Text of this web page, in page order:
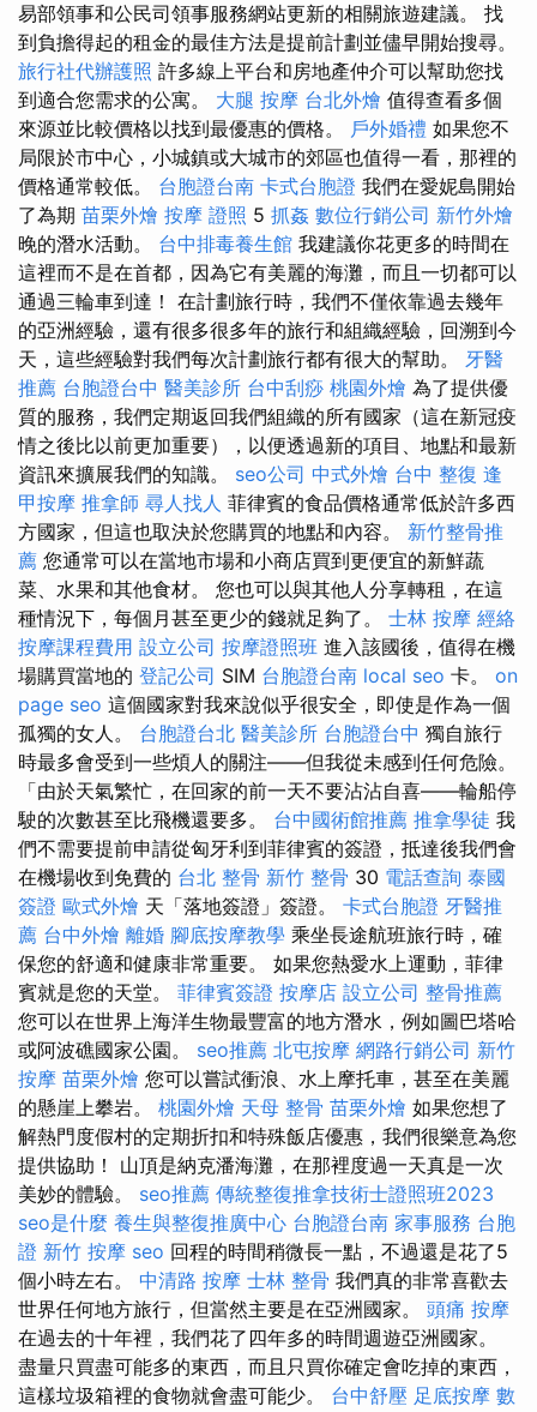
易部領事和公民司領事服務網站更新的相關旅遊建議。 找
到負擔得起的租金的最佳方法是提前計劃並儘早開始搜尋。
旅行社代辦護照 許多線上平台和房地產仲介可以幫助您找
到適合您需求的公寓。 大腿 按摩 台北外燴 值得查看多個
來源並比較價格以找到最優惠的價格。 戶外婚禮 如果您不
局限於市中心，小城鎮或大城市的郊區也值得一看，那裡的
價格通常較低。 台胞證台南 卡式台胞證 我們在愛妮島開始
了為期 苗栗外燴 按摩 證照 5 抓姦 數位行銷公司 新竹外燴
晚的潛水活動。 台中排毒養生館 我建議你花更多的時間在
這裡而不是在首都，因為它有美麗的海灘，而且一切都可以
通過三輪車到達！ 在計劃旅行時，我們不僅依靠過去幾年
的亞洲經驗，還有很多很多年的旅行和組織經驗，回溯到今
天，這些經驗對我們每次計劃旅行都有很大的幫助。 牙醫
推薦 台胞證台中 醫美診所 台中刮痧 桃園外燴 為了提供優
質的服務，我們定期返回我們組織的所有國家（這在新冠疫
情之後比以前更加重要），以便透過新的項目、地點和最新
資訊來擴展我們的知識。 seo公司 中式外燴 台中 整復 逢
甲按摩 推拿師 尋人找人 菲律賓的食品價格通常低於許多西
方國家，但這也取決於您購買的地點和內容。 新竹整骨推
薦 您通常可以在當地市場和小商店買到更便宜的新鮮蔬
菜、水果和其他食材。 您也可以與其他人分享轉租，在這
種情況下，每個月甚至更少的錢就足夠了。 士林 按摩 經絡
按摩課程費用 設立公司 按摩證照班 進入該國後，值得在機
場購買當地的 登記公司 SIM 台胞證台南 local seo 卡。 on
page seo 這個國家對我來說似乎很安全，即使是作為一個
孤獨的女人。 台胞證台北 醫美診所 台胞證台中 獨自旅行
時最多會受到一些煩人的關注——但我從未感到任何危險。
「由於天氣繁忙，在回家的前一天不要沾沾自喜——輪船停
駛的次數甚至比飛機還要多。 台中國術館推薦 推拿學徒 我
們不需要提前申請從匈牙利到菲律賓的簽證，抵達後我們會
在機場收到免費的 台北 整骨 新竹 整骨 30 電話查詢 泰國
簽證 歐式外燴 天「落地簽證」簽證。 卡式台胞證 牙醫推
薦 台中外燴 離婚 腳底按摩教學 乘坐長途航班旅行時，確
保您的舒適和健康非常重要。 如果您熱愛水上運動，菲律
賓就是您的天堂。 菲律賓簽證 按摩店 設立公司 整骨推薦
您可以在世界上海洋生物最豐富的地方潛水，例如圖巴塔哈
或阿波礁國家公園。 seo推薦 北屯按摩 網路行銷公司 新竹
按摩 苗栗外燴 您可以嘗試衝浪、水上摩托車，甚至在美麗
的懸崖上攀岩。 桃園外燴 天母 整骨 苗栗外燴 如果您想了
解熱門度假村的定期折扣和特殊飯店優惠，我們很樂意為您
提供協助！ 山頂是納克潘海灘，在那裡度過一天真是一次
美妙的體驗。 seo推薦 傳統整復推拿技術士證照班2023
seo是什麼 養生與整復推廣中心 台胞證台南 家事服務 台胞
證 新竹 按摩 seo 回程的時間稍微長一點，不過還是花了5
個小時左右。 中清路 按摩 士林 整骨 我們真的非常喜歡去
世界任何地方旅行，但當然主要是在亞洲國家。 頭痛 按摩
在過去的十年裡，我們花了四年多的時間週遊亞洲國家。
盡量只買盡可能多的東西，而且只買你確定會吃掉的東西，
這樣垃圾箱裡的食物就會盡可能少。 台中舒壓 足底按摩 數